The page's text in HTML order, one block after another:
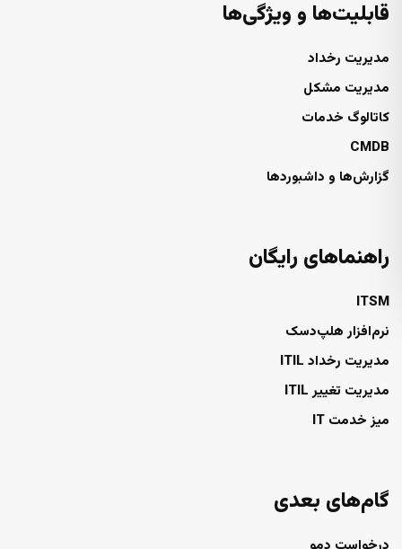
قابلیت‌ها و ویژگی‌ها
مدیریت رخداد
مدیریت مشکل
کاتالوگ خدمات
CMDB
گزارش‌ها و داشبوردها
راهنماهای رایگان
ITSM
نرم‌افزار هلپ‌دسک
مدیریت رخداد ITIL
مدیریت تغییر ITIL
میز خدمت IT
گام‌های بعدی